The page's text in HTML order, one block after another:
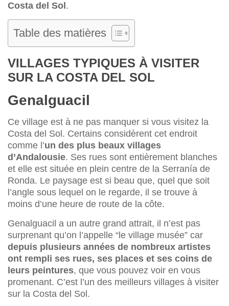
Costa del Sol .
Table des matières
VILLAGES TYPIQUES À VISITER
SUR LA COSTA DEL SOL
Genalguacil
Ce village est à ne pas manquer si vous visitez la
Costa del Sol. Certains considèrent cet endroit
comme l’un des plus beaux villages
d’Andalousie. Ses rues sont entièrement blanches
et elle est située en plein centre de la Serranía de
Ronda. Le paysage est si beau que, quel que soit
l’angle sous lequel on le regarde, il se trouve à
moins d’une heure de route de la côte.
Genalguacil a un autre grand attrait, il n’est pas
surprenant qu’on l’appelle “le village musée” car
depuis plusieurs années de nombreux artistes
ont rempli ses rues, ses places et ses coins de
leurs peintures, que vous pouvez voir en vous
promenant. C’est l’un des meilleurs villages à visiter
sur la Costa del Sol.